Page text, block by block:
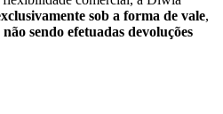
sob a forma de vale,
não sendo efetuadas devoluções